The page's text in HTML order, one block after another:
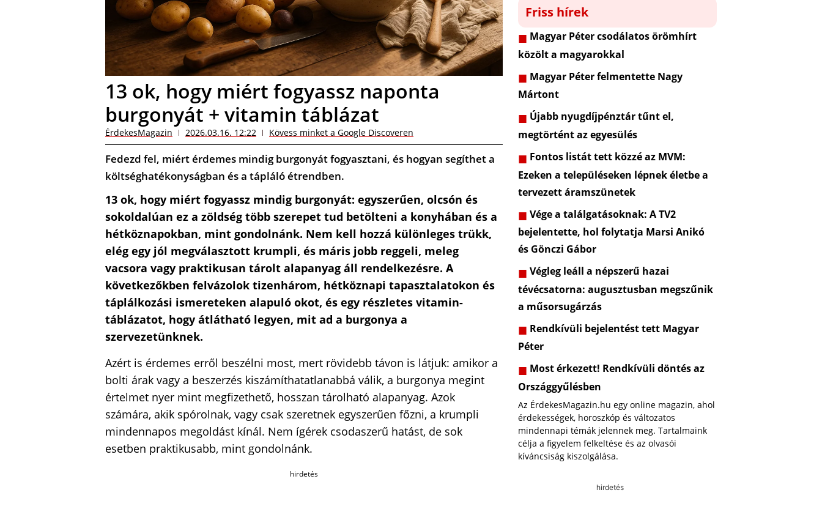
13 ok, hogy miért fogyassz naponta
burgonyát + vitamin táblázat
ÉrdekesMagazin 2026.03.16. 12:22 Kövess minket a Google Discoveren
Fedezd fel, miért érdemes mindig burgonyát fogyasztani, és hogyan segíthet a
költséghatékonyságban és a tápláló étrendben.
13 ok, hogy miért fogyassz mindig burgonyát: egyszerűen, olcsón és
sokoldalúan ez a zöldség több szerepet tud betölteni a konyhában és a
hétköznapokban, mint gondolnánk. Nem kell hozzá különleges trükk,
elég egy jól megválasztott krumpli, és máris jobb reggeli, meleg
vacsora vagy praktikusan tárolt alapanyag áll rendelkezésre. A
következőkben felvázolok tizenhárom, hétköznapi tapasztalatokon és
táplálkozási ismereteken alapuló okot, és egy részletes vitamin-
táblázatot, hogy átlátható legyen, mit ad a burgonya a
szervezetünknek.
Azért is érdemes erről beszélni most, mert rövidebb távon is látjuk: amikor a
bolti árak vagy a beszerzés kiszámíthatatlanabbá válik, a burgonya megint
értelmet nyer mint megfizethető, hosszan tárolható alapanyag. Azok
számára, akik spórolnak, vagy csak szeretnek egyszerűen főzni, a krumpli
mindennapos megoldást kínál. Nem ígérek csodaszerű hatást, de sok
esetben praktikusabb, mint gondolnánk.
hirdetés
Friss hírek
Magyar Péter csodálatos örömhírt
közölt a magyarokkal
Magyar Péter felmentette Nagy
Mártont
Újabb nyugdíjpénztár tűnt el,
megtörtént az egyesülés
Fontos listát tett közzé az MVM:
Ezeken a településeken lépnek életbe a
tervezett áramszünetek
Vége a találgatásoknak: A TV2
bejelentette, hol folytatja Marsi Anikó
és Gönczi Gábor
Végleg leáll a népszerű hazai
tévécsatorna: augusztusban megszűnik
a műsorsugárzás
Rendkívüli bejelentést tett Magyar
Péter
Most érkezett! Rendkívüli döntés az
Országgyűlésben
Az ÉrdekesMagazin.hu egy online magazin, ahol
érdekességek, horoszkóp és változatos
mindennapi témák jelennek meg. Tartalmaink
célja a figyelem felkeltése és az olvasói
kíváncsiság kiszolgálása.
hirdetés